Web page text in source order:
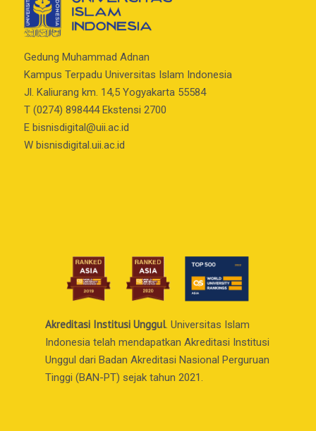
Gedung Muhammad Adnan
Kampus Terpadu Universitas Islam Indonesia
Jl. Kaliurang km. 14,5 Yogyakarta 55584
T (0274) 898444 Ekstensi 2700
E bisnisdigital@uii.ac.id
W bisnisdigital.uii.ac.id
Akreditasi Institusi Unggul. Universitas Islam
Indonesia telah mendapatkan Akreditasi Institusi
Unggul dari Badan Akreditasi Nasional Perguruan
Tinggi (BAN-PT) sejak tahun 2021.